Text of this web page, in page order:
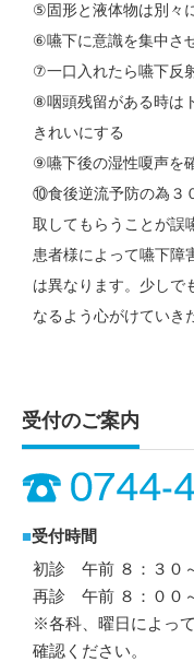
⑤固形と液体物は別々
⑥嚥下に意識を集中さ
⑦一口入れたら嚥下反
⑧咽頭残留がある時は
きれいにする
⑨嚥下後の湿性嗄声を
⑩食後逆流予防の為３
取してもらうことが誤
患者様によって嚥下障
は異なります。少しで
なるよう心がけていき
受付のご案内
■受付時間
初診 午前 ８：３０
再診 午前 ８：００
※各科、曜日によっ
確認ください。